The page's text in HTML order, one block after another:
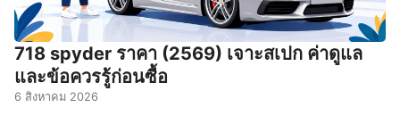
718 spyder ราคา (2569) เจาะสเปก ค่าดูแล
และข้อควรรู้ก่อนซื้อ
6 สิงหาคม 2026